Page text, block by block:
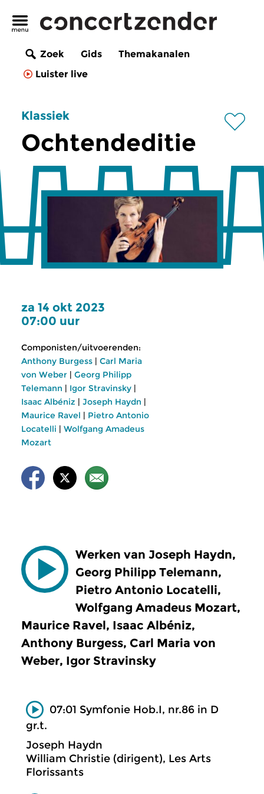
Zoek Gids
Themakanalen
Luister live
Klassiek
Ochtendeditie
za 14 okt 2023
07:00 uur
Componisten/uitvoerenden:
Anthony Burgess | Carl Maria
von Weber | Georg Philipp
Telemann | Igor Stravinsky |
Isaac Albéniz | Joseph Haydn |
Maurice Ravel | Pietro Antonio
Locatelli | Wolfgang Amadeus
Mozart
Werken van Joseph Haydn,
Georg Philipp Telemann,
Pietro Antonio Locatelli,
Wolfgang Amadeus Mozart,
Maurice Ravel, Isaac Albéniz,
Anthony Burgess, Carl Maria von
Weber, Igor Stravinsky
07:01 Symfonie Hob.I, nr.86 in D
gr.t.
Joseph Haydn
William Christie (dirigent), Les Arts
Florissants